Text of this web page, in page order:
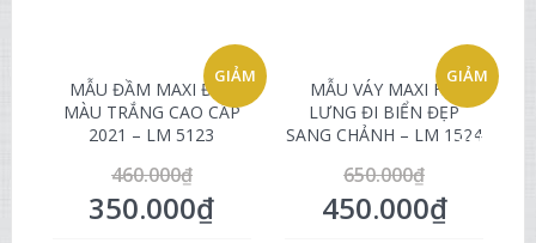
GIẢM
MẪU ĐẦM MAXI ĐẸP
MÀU TRẮNG CAO CẤP
2021 – LM 5123
460.000₫
350.000₫
GIẢM
GIÁ!
MẪU VÁY MAXI HỞ
LƯNG ĐI BIỂN ĐẸP
SANG CHẢNH – LM 1524
650.000₫
450.000₫